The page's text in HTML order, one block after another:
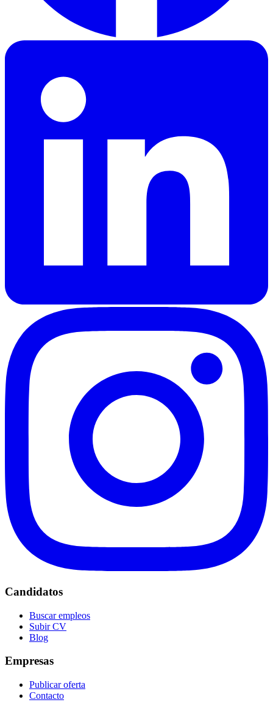
Candidatos
Buscar empleos
Subir CV
Blog
Empresas
Publicar oferta
Contacto